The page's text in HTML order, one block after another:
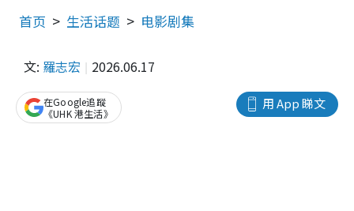
首页 生活话题 电影剧集
文: 羅志宏 2026.06.17
用 App 睇文
在Google追蹤
《UHK 港生活》